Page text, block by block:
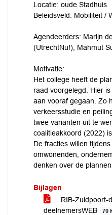
Locatie: oude Stadhuis
Beleidsveld: Mobiliteit /
Agendeerders: Marijn
(UtrechtNu!), Mahmut
Motivatie:
Het college heeft de
raad voorgelegd. Hier
aan vooraf gegaan. Zo
verkeersstudie en
twee varianten uit te
coalitieakkoord (2022)
De fracties willen
omwonenden,
denken over de
Bijlagen
RIB-Zuidpoort-
deelnemersWEB
70